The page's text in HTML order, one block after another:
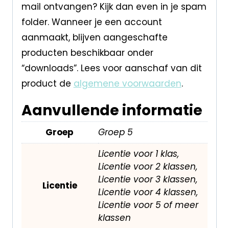
mail ontvangen? Kijk dan even in je spam
folder. Wanneer je een account
aanmaakt, blijven aangeschafte
producten beschikbaar onder
“downloads”. Lees voor aanschaf van dit
product de algemene voorwaarden.
Aanvullende informatie
Groep Groep 5
Licentie
Licentie voor 1 klas,
Licentie voor 2 klassen,
Licentie voor 3 klassen,
Licentie voor 4 klassen,
Licentie voor 5 of meer
klassen